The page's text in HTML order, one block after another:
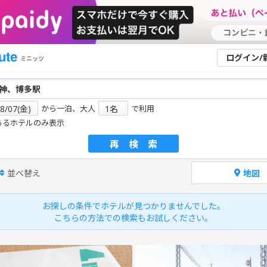
ミニッツ ログイン/
から一泊、大人
で利用
るホテルのみ表示
再検索
並べ替え 地図
お探しの条件でホテルが見つかりませんでした。
こちらの方法での検索もお試しください。